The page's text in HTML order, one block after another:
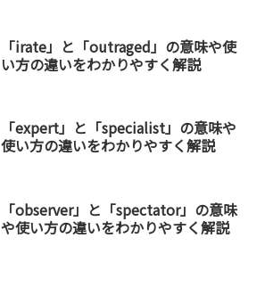
「irate」と「outraged」の意味や使
い方の違いをわかりやすく解説
「expert」と「specialist」の意味や
使い方の違いをわかりやすく解説
「observer」と「spectator」の意味
や使い方の違いをわかりやすく解説